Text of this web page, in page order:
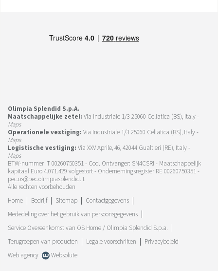
Olimpia Splendid S.p.A.
Maatschappelijke zetel: Via Industriale 1/3 25060 Cellatica (BS), Italy -
Maps
Operationele vestiging: Via Industriale 1/3 25060 Cellatica (BS), Italy -
Maps
Logistische vestiging: Via XXV Aprile, 46, 42044 Gualtieri (RE), Italy -
Maps
BTW-nummer IT 00260750351 - Cod. Ontvanger: SN4CSRI - Maatschappelijk
kapitaal Euro 4.071.429 volgestort - Ondernemingsregister RE 00260750351 -
pec.os@pec.olimpiasplendid.it
Alle rechten voorbehouden
Home
Bedrijf Sitemap
Contactgegevens
Mededeling over het gebruik van persoonsgegevens
Service Overeenkomst van OS Home / Olimpia Splendid S.p.a.
Terugroepen van producten
Legale voorschriften
Privacybeleid
Web agency
Websolute